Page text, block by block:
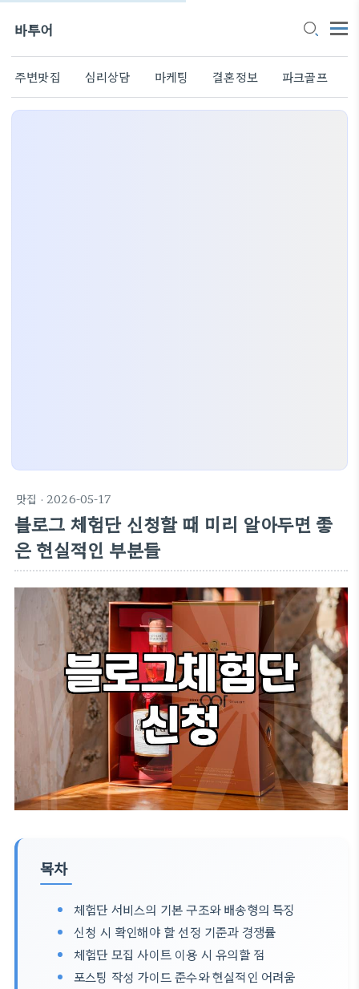
바투어
주변맛집 심리상담 마케팅 결혼정보 파크골프
맛집 · 2026-05-17
블로그 체험단 신청할 때 미리 알아두면 좋
은 현실적인 부분들
목차
체험단 서비스의 기본 구조와 배송형의 특징
신청 시 확인해야 할 선정 기준과 경쟁률
체험단 모집 사이트 이용 시 유의할 점
포스팅 작성 가이드 준수와 현실적인 어려움